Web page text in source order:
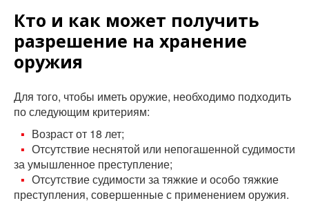
Кто и как может получить
разрешение на хранение
оружия
Для того, чтобы иметь оружие, необходимо подходить
по следующим критериям:
Возраст от 18 лет;
Отсутствие неснятой или непогашенной судимости
за умышленное преступление;
Отсутствие судимости за тяжкие и особо тяжкие
преступления, совершенные с применением оружия.